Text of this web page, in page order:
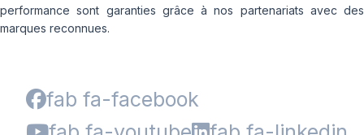
performance sont garanties grâce à nos partenariats avec des
marques reconnues.
fab fa-facebook